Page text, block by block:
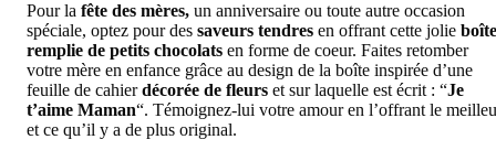
Pour la fête des mères, un anniversaire ou toute autre occasion
spéciale, optez pour des saveurs tendres en offrant cette jolie boîte
remplie de petits chocolats en forme de coeur. Faites retomber
votre mère en enfance grâce au design de la boîte inspirée d’une
feuille de cahierdécorée de fleurs et sur laquelle est écrit : “Je
t’aime Maman“. Témoignez-lui votre amour en l’offrant le
et ce qu’il y a de plus original.